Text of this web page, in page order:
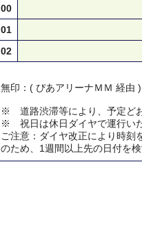
00
01
02
無印：( ぴあアリーナＭＭ 経由
※ 道路渋滞等により、予定ど
※ 祝日は休日ダイヤで運行いた
ご注意：ダイヤ改正により時刻
のため、1週間以上先の日付を